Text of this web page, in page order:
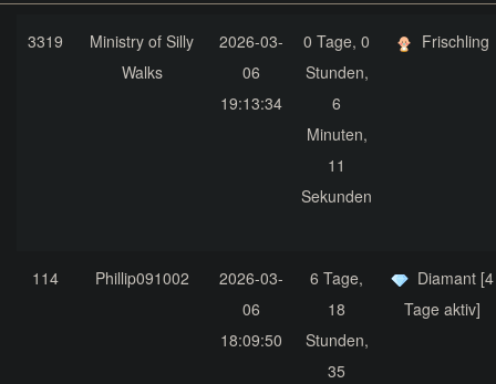
3319
Ministry of Silly
Walks
2026-03-
06
19:13:34
0 Tage, 0
Stunden,
6
Minuten,
11
Sekunden
Frischling
114 Phillip091002
2026-03-
06
18:09:50
6 Tage,
18
Stunden,
35
Diamant [4
Tage aktiv]